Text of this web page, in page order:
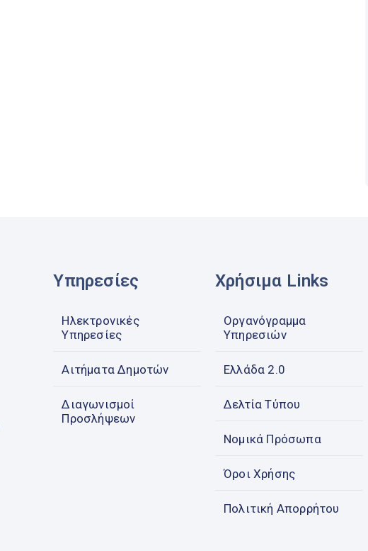
Υπηρεσίες
Ηλεκτρονικές
Υπηρεσίες
Αιτήματα Δημοτών
Διαγωνισμοί
Προσλήψεων
Χρήσιμα Links
Οργανόγραμμα
Υπηρεσιών
Ελλάδα 2.0
Δελτία Τύπου
Νομικά Πρόσωπα
Όροι Χρήσης
Πολιτική Απορρήτου